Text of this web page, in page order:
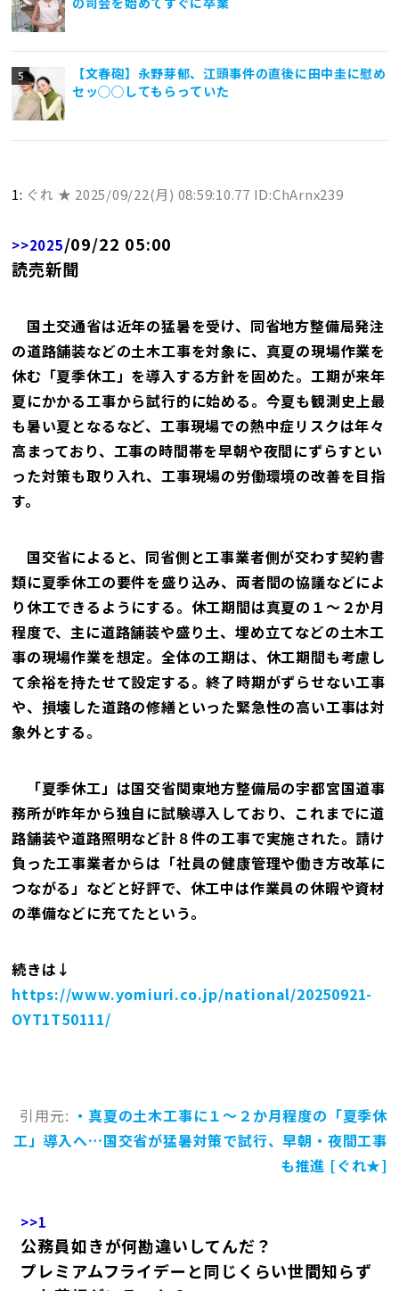
【文春砲】永野芽郁、江頭事件の直後に田中圭に慰め
セッ◯◯してもらっていた
1: ぐれ ★ 2025/09/22(月) 08:59:10.77 ID:ChArnx239
>>2025/09/22 05:00
読売新聞
国土交通省は近年の猛暑を受け、同省地方整備局発注
の道路舗装などの土木工事を対象に、真夏の現場作業を
休む「夏季休工」を導入する方針を固めた。工期が来年
夏にかかる工事から試行的に始める。今夏も観測史上最
も暑い夏となるなど、工事現場での熱中症リスクは年々
高まっており、工事の時間帯を早朝や夜間にずらすとい
った対策も取り入れ、工事現場の労働環境の改善を目指
す。
国交省によると、同省側と工事業者側が交わす契約書
類に夏季休工の要件を盛り込み、両者間の協議などによ
り休工できるようにする。休工期間は真夏の１～２か月
程度で、主に道路舗装や盛り土、埋め立てなどの土木工
事の現場作業を想定。全体の工期は、休工期間も考慮し
て余裕を持たせて設定する。終了時期がずらせない工事
や、損壊した道路の修繕といった緊急性の高い工事は対
象外とする。
「夏季休工」は国交省関東地方整備局の宇都宮国道事
務所が昨年から独自に試験導入しており、これまでに道
路舗装や道路照明など計８件の工事で実施された。請け
負った工事業者からは「社員の健康管理や働き方改革に
つながる」などと好評で、休工中は作業員の休暇や資材
の準備などに充てたという。
続きは↓
https://www.yomiuri.co.jp/national/20250921-
OYT1T50111/
引用元: ・真夏の土木工事に１～２か月程度の「夏季休
工」導入へ…国交省が猛暑対策で試行、早朝・夜間工事
も推進 [ぐれ★]
>>1
公務員如きが何勘違いしてんだ？
プレミアムフライデーと同じくらい世間知らず